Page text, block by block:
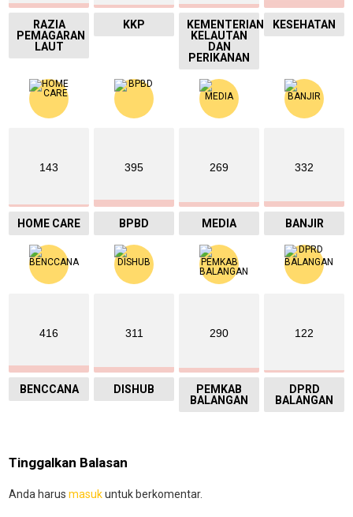
RAZIA
PEMAGARAN
LAUT
KKP
KEMENTERIAN
KELAUTAN
DAN
PERIKANAN
KESEHATAN
143
HOME CARE
395
BPBD
269
MEDIA
332
BANJIR
416
BENCCANA
311
DISHUB
290
PEMKAB
BALANGAN
122
DPRD
BALANGAN
Tinggalkan Balasan
Anda harus masukuntuk berkomentar.